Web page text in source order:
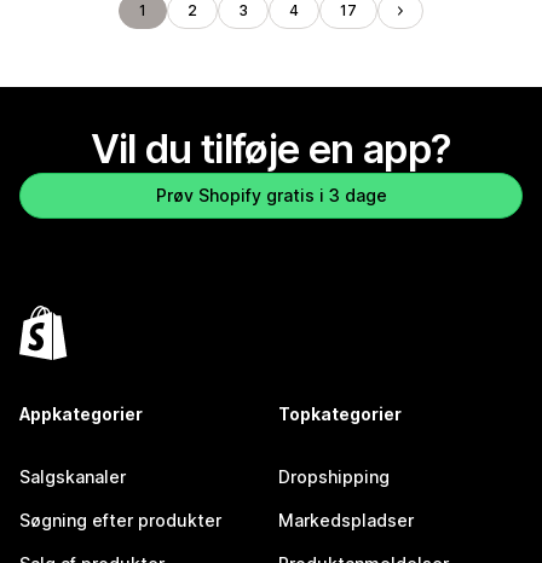
1 2 3 4 17
Vil du tilføje en app?
Prøv Shopify gratis i 3 dage
Appkategorier
Salgskanaler
Søgning efter produkter
Topkategorier
Dropshipping
Markedspladser